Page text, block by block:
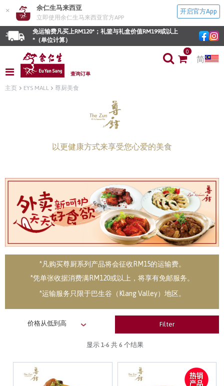
× 余仁生马来西亚
立即使用余仁生马来西亚官方APP
开启官方App
免运输费凡买上RM120*；礼篮与礼盒价值RM199或以上
*（单位计算）
查询订单
0
简
主页 EYS MALL 尊厨美食
以更健康方式来享受您心爱的美食
*凡购买尊厨系列产品将会征收RM15的运输费。
*凭单张收据消费满RM120或以上，将享有免邮服务。
*运输服务只限于巴生谷（Klang Valley）地区。
Filter
显示 1-6 共 6 个结果